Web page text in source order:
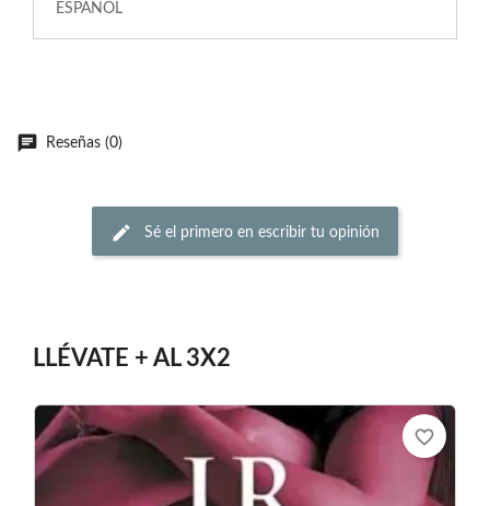
ESPAÑOL
Reseñas (0)
Sé el primero en escribir tu opinión
LLÉVATE + AL 3X2
favorite_border